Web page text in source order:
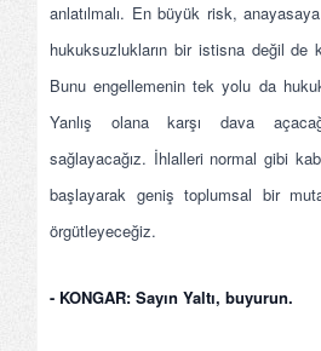
anlatılmalı. En büyük risk,
hukuksuzlukların bir istisna değil de
Bunu engellemenin tek yolu da
Yanlış olana karşı dava
sağlayacağız. İhlalleri normal gibi
başlayarak geniş toplumsal bir
örgütleyeceğiz.
- KONGAR: Sayın Yaltı, buyurun.